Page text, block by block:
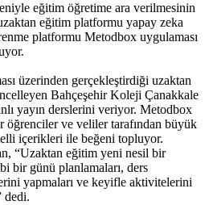
eğitim öğretime ara verilmesinin
eğitim platformu yapay zeka
platformu Metodbox uygulaması
üzerinden gerçekleştirdiği uzaktan
Bahçeşehir Koleji Çanakkale
yayın derslerini veriyor. Metodbox
öğrenciler ve veliler tarafından büyük
içerikleri ile beğeni topluyor.
“Uzaktan eğitim yeni nesil bir
bir günü planlamaları, ders
yapmaları ve keyifle aktivitelerini
dedi.